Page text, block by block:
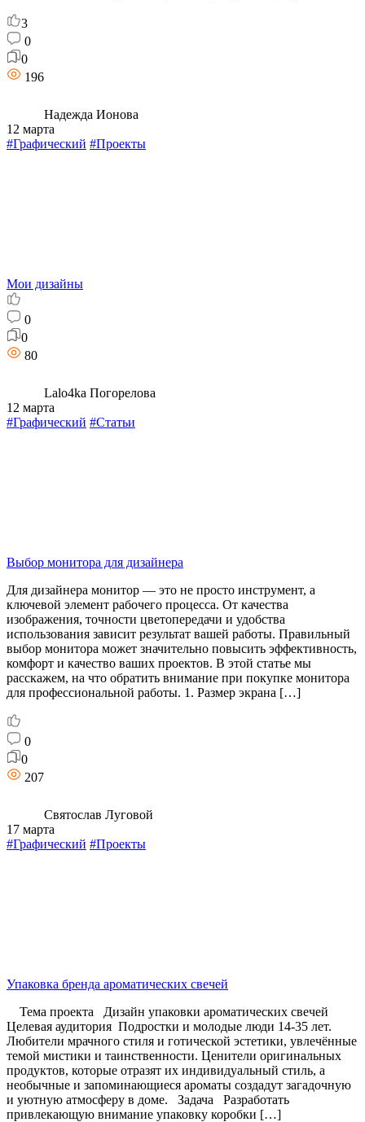
3
0
0
196
Надежда Ионова
12 марта
#Графический #Проекты
Мои дизайны
0
0
80
Lalo4ka Погорелова
12 марта
#Графический #Статьи
Выбор монитора для дизайнера
Для дизайнера монитор — это не просто инструмент, а
ключевой элемент рабочего процесса. От качества
изображения, точности цветопередачи и удобства
использования зависит результат вашей работы. Правильный
выбор монитора может значительно повысить эффективность,
комфорт и качество ваших проектов. В этой статье мы
расскажем, на что обратить внимание при покупке монитора
для профессиональной работы. 1. Размер экрана […]
0
0
207
Святослав Луговой
17 марта
#Графический #Проекты
Упаковка бренда ароматических свечей
Тема проекта Дизайн упаковки ароматических свечей
Целевая аудитория Подростки и молодые люди 14-35 лет.
Любители мрачного стиля и готической эстетики, увлечённые
темой мистики и таинственности. Ценители оригинальных
продуктов, которые отразят их индивидуальный стиль, а
необычные и запоминающиеся ароматы создадут загадочную
и уютную атмосферу в доме. Задача Разработать
привлекающую внимание упаковку коробки […]